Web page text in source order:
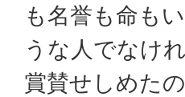
も名誉も命も
うな人でなけ
賞賛せしめたの